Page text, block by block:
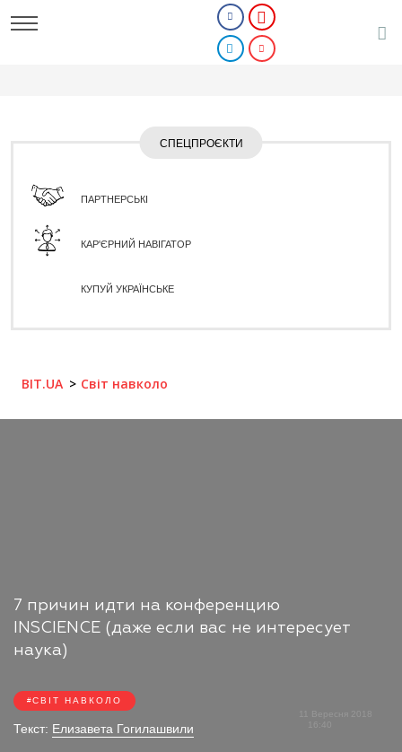
СПЕЦПРОЄКТИ
ПАРТНЕРСЬКІ
КАР'ЄРНИЙ НАВІГАТОР
КУПУЙ УКРАЇНСЬКЕ
BIT.UA Світ навколо
7 причин идти на конференцию
INSCIENCE (даже если вас не интересует
наука)
СВІТ НАВКОЛО
Текст: Елизавета Гогилашвили
11 Вересня 2018